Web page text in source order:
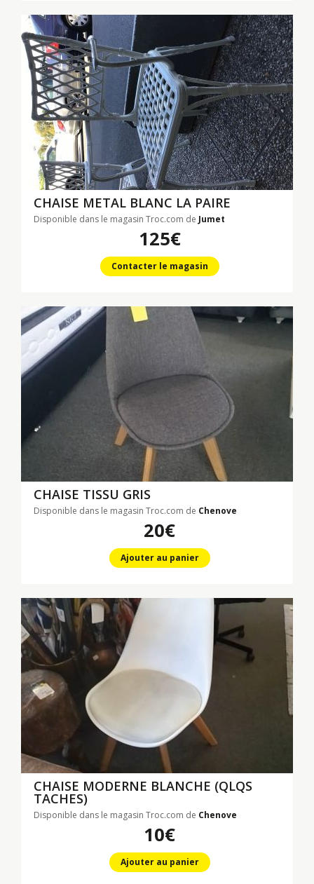
CHAISE METAL BLANC LA PAIRE
Disponible dans le magasin Troc.com de Jumet
125€
Contacter le magasin
CHAISE TISSU GRIS
Disponible dans le magasin Troc.com de Chenove
20€
Ajouter au panier
CHAISE MODERNE BLANCHE (QLQS
TACHES)
Disponible dans le magasin Troc.com de Chenove
10€
Ajouter au panier